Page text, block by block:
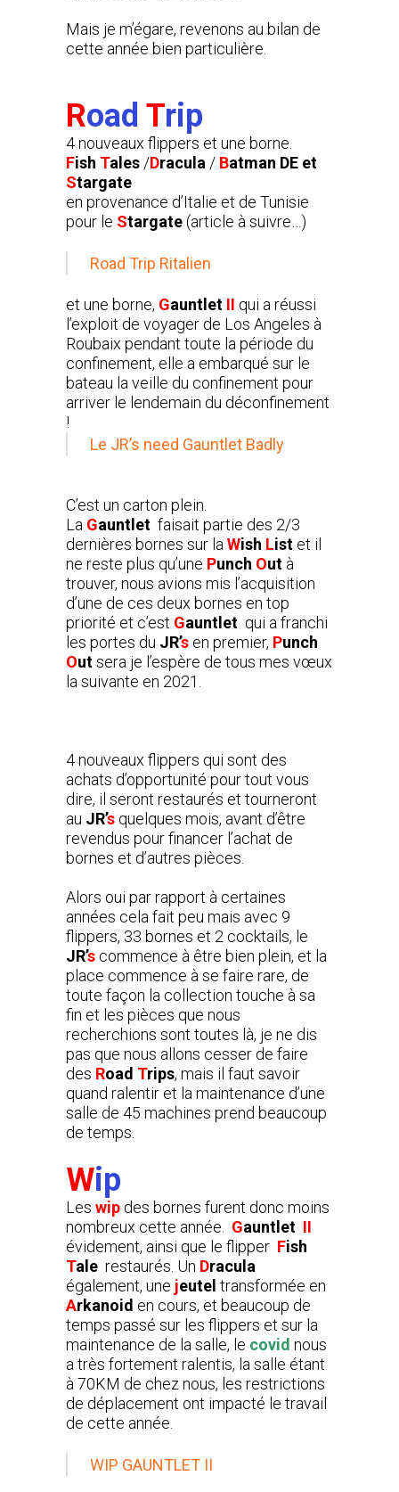
Mais je m’égare, revenons au bilan de
cette année bien particulière.
Road Trip
4 nouveaux flippers et une borne.
Fish Tales /Dracula / Batman DE et
Stargate
en provenance d’Italie et de Tunisie
pour le Stargate(article à suivre…)
Road Trip Ritalien
et une borne, Gauntlet II qui a réussi
l’exploit de voyager de Los Angeles à
Roubaix pendant toute la période du
confinement, elle a embarqué sur le
bateau la veille du confinement pour
arriver le lendemain du déconfinement
!
Le JR’s need Gauntlet Badly
C’est un carton plein.
La Gauntlet faisait partie des 2/3
dernières bornes sur la Wish List et il
ne reste plus qu’une Punch Out à
trouver, nous avions mis l’acquisition
d’une de ces deux bornes en top
priorité et c’est Gauntlet qui a franchi
les portes du JR’s en premier, Punch
Outsera je l’espère de tous mes vœux
la suivante en 2021.
4 nouveaux flippers qui sont des
achats d’opportunité pour tout vous
dire, il seront restaurés et tourneront
au JR’s quelques mois, avant d’être
revendus pour financer l’achat de
bornes et d’autres pièces.
Alors oui par rapport à certaines
années cela fait peu mais avec 9
flippers, 33 bornes et 2 cocktails, le
JR’s commence à être bien plein, et la
place commence à se faire rare, de
toute façon la collection touche à sa
fin et les pièces que nous
recherchions sont toutes là, je ne dis
pas que nous allons cesser de faire
des Road Trips, mais il faut savoir
quand ralentir et la maintenance d’une
salle de 45 machines prend beaucoup
de temps.
Wip
Les wip des bornes furent donc moins
nombreux cette année. Gauntlet II
évidement, ainsi que le flipper Fish
Tale restaurés. Un Dracula
également, une jeutel transformée en
Arkanoid en cours, et beaucoup de
temps passé sur les flippers et sur la
maintenance de la salle, le covid nous
a très fortement ralentis, la salle étant
à 70KM de chez nous, les restrictions
de déplacement ont impacté le travail
de cette année.
WIP GAUNTLET II